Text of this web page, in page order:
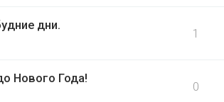
дни.
1
Нового Года!
0